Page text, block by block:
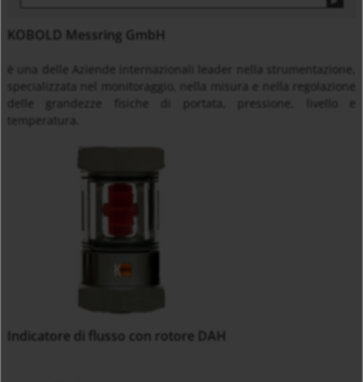
KOBOLD Messring GmbH
è una delle Aziende internazionali leader nella strumentazione,
specializzata nel monitoraggio, nella misura e nella regolazione
delle grandezze fisiche di portata, pressione, livello e
Indicatore di flusso con rotore DAH